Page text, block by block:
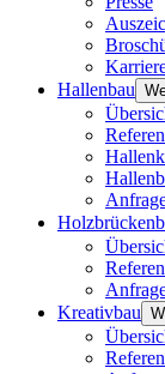
Hallenbau
Kreativbau